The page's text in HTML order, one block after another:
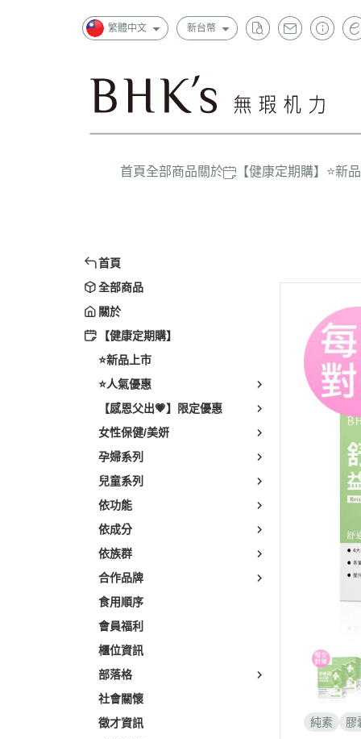
繁體中文 新台幣
首頁全部商品關於 【健康定期購】 ⭐新
孕哺媽咪
嬰幼兒/
大童/學
素食
輕熟齡
樂齡養生
首頁
全部商品
關於
【健康定期購】
⭐新品上市
⭐人氣優惠
【感恩父出💗】限定優惠
女性保健/美妍
孕婦系列
兒童系列
依功能
依成分
依族群
合作品牌
食用順序
會員福利
櫃位資訊
部落格
社會關懷
徵才資訊
純素 膠